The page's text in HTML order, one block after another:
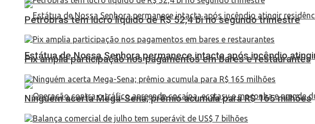
Estátua de Nossa Senhora permanece intacta após incêndio
Petrobras tem lucro líquido de R$ 52,4 bi no segundo trimestre
Pix amplia participação nos pagamentos em bares e restaurantes
Ninguém acerta Mega-Sena; prêmio acumula para R$ 165 milhões